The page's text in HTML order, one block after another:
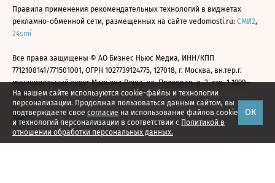
На нашем сайте используются cookie-файлы и технологии
персонализации. Продолжая пользоваться данным сайтом, вы
подтверждаете свое согласие на использование файлов cookie
и технологий персонализации в соответствии с Политикой в
отношении обработки персональных данных.
ОК
Правила применения рекомендательных технологий в виджетах
рекламно-обменной сети, размещенных на сайте vedomosti.ru: СМИ2,
24smi
Все права защищены © АО Бизнес Ньюс Медиа, ИНН/КПП
7712108141/771501001, ОГРН 1027739124775, 127018, г. Москва, вн.тер.г.
муниципальный округ Марьина Роща, ул. Полковая, д. 3, стр. 1 1999—
2026